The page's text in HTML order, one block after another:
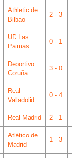
Athletic de
Bilbao
2 - 3
UD Las
Palmas
0 - 1
Deportivo
Coruña
3 - 0
Real
Valladolid
0 - 4
Real Madrid 2 - 1
Atlético de
Madrid
1 - 3